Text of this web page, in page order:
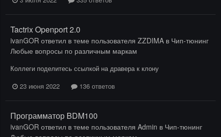
Tactrix Openport 2.0
ivanGOR ответил в теме пользователя ZZDIMA в Чип-тюнинг
Любые вопросы по различным маркам
Коллеги поделитесь ссылкой на дравера к клону
23 июня 2022
136 ответов
Программатор BDM100
ivanGOR ответил в теме пользователя Admin в Чип-тюнинг